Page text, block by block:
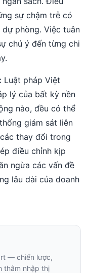
sự chậm trễ có
phòng. Việc tuân
chú ý đến từng chi
Luật pháp Việt
lý của bất kỳ nền
nào, đều có thể
giám sát liên
thay đổi trong
điều chỉnh kịp
ngừa các vấn đề
lâu dài của doanh
— chiến lược,
thâm nhập thị